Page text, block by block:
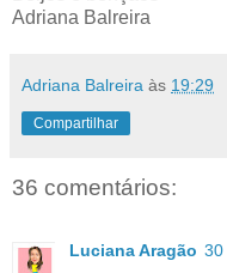
Adriana Balreira
Adriana Balreira às 19:29
Compartilhar
36 comentários:
Luciana Aragão 30